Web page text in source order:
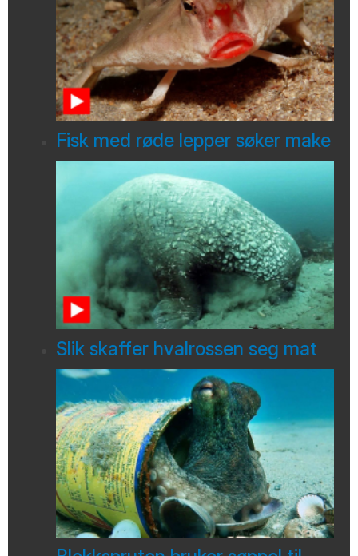
Fisk med røde lepper søker make
Slik skaffer hvalrossen seg mat